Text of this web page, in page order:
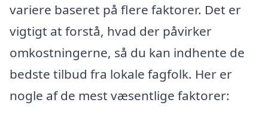
variere baseret på flere faktorer. Det er
vigtigt at forstå, hvad der påvirker
omkostningerne, så du kan indhente de
bedste tilbud fra lokale fagfolk. Her er
nogle af de mest væsentlige faktorer: